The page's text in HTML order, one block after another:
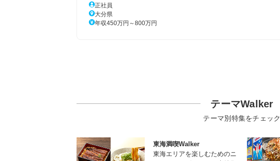
正社員
大分県
年収450万円～800万円
テーマWalker
テーマ別特集をチェック
東海満喫Walker
東海エリアを楽しむためのニ